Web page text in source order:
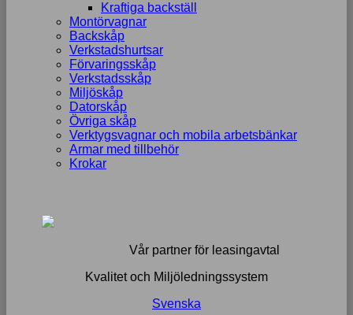
Kraftiga backställ
Montörvagnar
Backskåp
Verkstadshurtsar
Förvaringsskåp
Verkstadsskåp
Miljöskåp
Datorskåp
Övriga skåp
Verktygsvagnar och mobila arbetsbänkar
Armar med tillbehör
Krokar
Vår partner för leasingavtal
Kvalitet och Miljöledningssystem
Svenska